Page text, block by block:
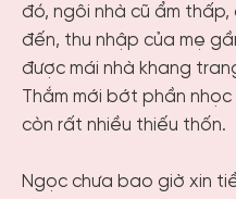
đó, ngôi nhà cũ ẩm
đến, thu nhập của mẹ
được mái nhà khang
Thắm mới bớt phần
còn rất nhiều thiếu thốn.
Ngọc chưa bao giờ xin